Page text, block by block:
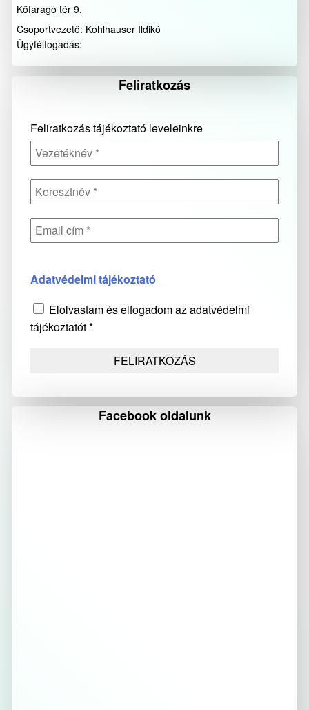
Kőfaragó tér 9.
Csoportvezető: Kohlhauser Ildikó
Ügyfélfogadás:
Feliratkozás
Feliratkozás tájékoztató leveleinkre
Adatvédelmi tájékoztató
Elolvastam és elfogadom az adatvédelmi
tájékoztatót *
Facebook oldalunk